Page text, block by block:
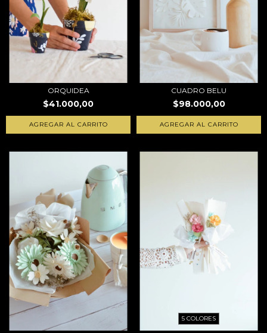
ORQUIDEA
$41.000,00
AGREGAR AL CARRITO
CUADRO BELU
$98.000,00
5 COLORES